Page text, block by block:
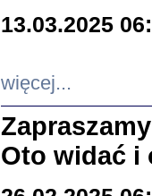
13.03.2025
więcej...
Oto widać i